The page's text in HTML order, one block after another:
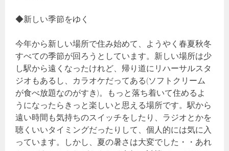
◆新しい季節をゆく
今年から新しい場所で住み始めて、ようやく春夏秋冬
すべての季節が回ろうとしています。新しい場所は少
し駅から遠くなったけれど、帰り道にリハーサルスタ
ジオもあるし、カラオケだってある(ソフトクリーム
が食べ放題なのがすき)。もっと落ち着いて住めるよ
うになったらきっと楽しいと思える場所です。駅から
遠い時間も気持ちのスイッチをしたり、ラジオとかを
聴くいいタイミングだったりして、個人的には気に入
っています。しかし、夏の暑さは大変でした・・あれ